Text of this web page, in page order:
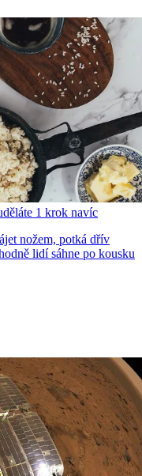
1 krok navíc
nožem, potká dřív
lidí sáhne po kousku